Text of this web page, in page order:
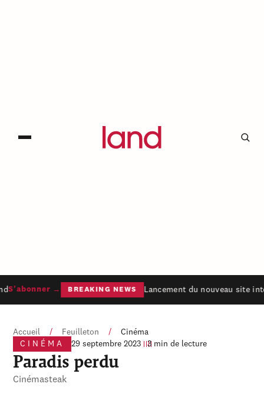
S'abonner → BREAKING NEWS Lancement du nouveau site
Accueil / Feuilleton /
Cinéma
CINÉMA
29 septembre 2023 3 min de lecture
Paradis perdu
Cinémasteak